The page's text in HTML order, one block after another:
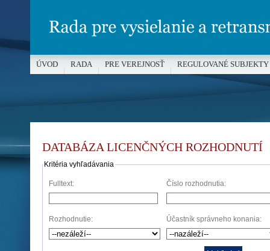
DATABÁZA LICENČNÝCH ROZHODNUTÍ
Kritéria vyhľadávania
Fulltext: Číslo rozhodnutia:
Rozhodnutie: Účastník správneho konania:
ÚVOD RADA PRE VEREJNOSŤ REGULOVANÉ SUBJEKTY